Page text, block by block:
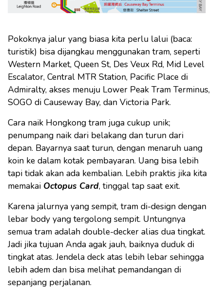
Pokoknya jalur yang biasa kita perlu lalui (baca:
turistik) bisa dijangkau menggunakan tram, seperti
Western Market, Queen St, Des Veux Rd, Mid Level
Escalator, Central MTR Station, Pacific Place di
Admiralty, akses menuju Lower Peak Tram Terminus,
SOGO di Causeway Bay, dan Victoria Park.
Cara naik Hongkong tram juga cukup unik;
penumpang naik dari belakang dan turun dari
depan. Bayarnya saat turun, dengan menaruh uang
koin ke dalam kotak pembayaran. Uang bisa lebih
tapi tidak akan ada kembalian. Lebih praktis jika kita
memakai Octopus Card, tinggal tap saat exit.
Karena jalurnya yang sempit, tram di-design dengan
lebar body yang tergolong sempit. Untungnya
semua tram adalah double-decker alias dua tingkat.
Jadi jika tujuan Anda agak jauh, baiknya duduk di
tingkat atas. Jendela deck atas lebih lebar sehingga
lebih adem dan bisa melihat pemandangan di
sepanjang perjalanan.